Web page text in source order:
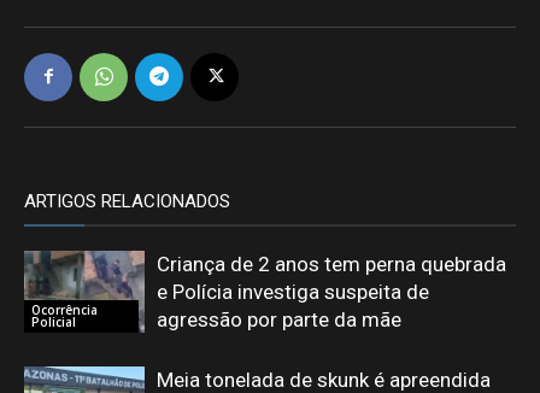
ARTIGOS RELACIONADOS
Ocorrência
Policial
Criança de 2 anos tem perna quebrada
e Polícia investiga suspeita de
agressão por parte da mãe
Meia tonelada de skunk é apreendida